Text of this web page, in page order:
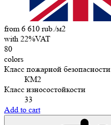
from 6 610 rub./м2
with 22%VAT
80
colors
Класс пожарной безопасности
КМ2
Класс износостойкости
33
Add to cart